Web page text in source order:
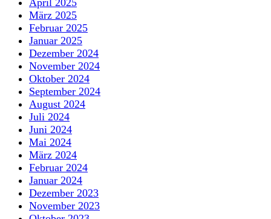
März 2025
Februar 2025
Januar 2025
Dezember 2024
November 2024
Oktober 2024
September 2024
August 2024
Juli 2024
Juni 2024
Mai 2024
März 2024
Februar 2024
Januar 2024
Dezember 2023
November 2023